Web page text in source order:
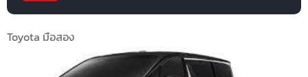
Toyota มือสอง